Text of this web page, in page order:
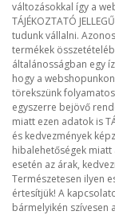
változásokkal így a
TÁJÉKOZTATÓ
tudunk vállalni.
termékek
általánosságban egy
hogy a
törekszünk
egyszerre bejövő
miatt ezen adatok is
és kedvezmények
hibalehetőségek
esetén az árak,
Természetesen ilyen
értesítjük! A
bármelyikén szívesen